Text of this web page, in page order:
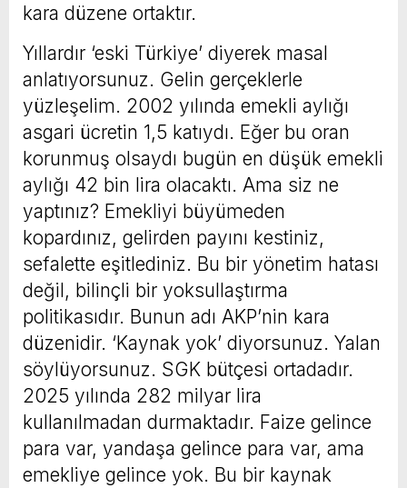
kara düzene ortaktır.
Yıllardır ‘eski Türkiye’ diyerek masal
anlatıyorsunuz. Gelin gerçeklerle
yüzleşelim. 2002 yılında emekli aylığı
asgari ücretin 1,5 katıydı. Eğer bu oran
korunmuş olsaydı bugün en düşük emekli
aylığı 42 bin lira olacaktı. Ama siz ne
yaptınız? Emekliyi büyümeden
kopardınız, gelirden payını kestiniz,
sefalette eşitlediniz. Bu bir yönetim hatası
değil, bilinçli bir yoksullaştırma
politikasıdır. Bunun adı AKP’nin kara
düzenidir. ‘Kaynak yok’ diyorsunuz. Yalan
söylüyorsunuz. SGK bütçesi ortadadır.
2025 yılında 282 milyar lira
kullanılmadan durmaktadır. Faize gelince
para var, yandaşa gelince para var, ama
emekliye gelince yok. Bu bir kaynak